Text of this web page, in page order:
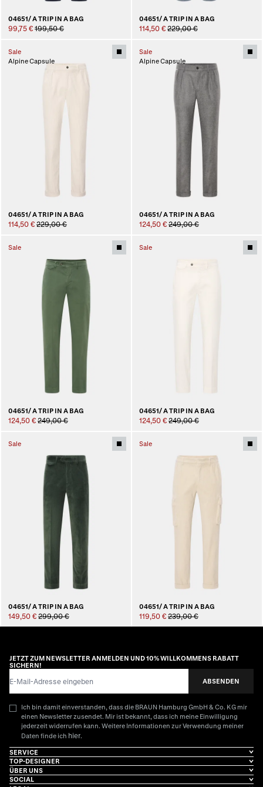
04651/ A TRIP IN A BAG
99,75 € 199,50 €
04651/ A TRIP IN A BAG
114,50 € 229,00 €
Sale
Alpine Capsule
04651/ A TRIP IN A BAG
114,50 € 229,00 €
Sale
Alpine Capsule
04651/ A TRIP IN A BAG
124,50 € 249,00 €
Sale
04651/ A TRIP IN A BAG
124,50 € 249,00 €
Sale
04651/ A TRIP IN A BAG
124,50 € 249,00 €
Sale
04651/ A TRIP IN A BAG
149,50 € 299,00 €
Sale
04651/ A TRIP IN A BAG
119,50 € 239,00 €
JETZT ZUM NEWSLETTER ANMELDEN UND 10% WILLKOMMENS RABATT
SICHERN!
ABSENDEN
Ich bin damit einverstanden, dass die BRAUN Hamburg GmbH & Co. KG mir
einen Newsletter zusendet. Mir ist bekannt, dass ich meine Einwilligung
jederzeit widerrufen kann. Weitere Informationen zur Verwendung meiner
Daten finde ich hier.
SERVICE
TOP-DESIGNER
ÜBER UNS
SOCIAL